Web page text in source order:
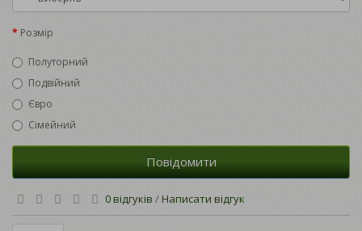
Розмір
Полуторний
Подвійний
Євро
Сімейний
Повідомити
0 відгуків /Написати відгук